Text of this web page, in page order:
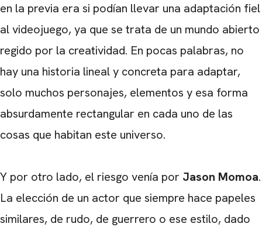
en la previa era si podían llevar una adaptación fiel
al videojuego, ya que se trata de un mundo abierto
regido por la creatividad. En pocas palabras, no
hay una historia lineal y concreta para adaptar,
solo muchos personajes, elementos y esa forma
absurdamente rectangular en cada uno de las
cosas que habitan este universo.
Y por otro lado, el riesgo venía por Jason Momoa.
La elección de un actor que siempre hace papeles
similares, de rudo, de guerrero o ese estilo, dado